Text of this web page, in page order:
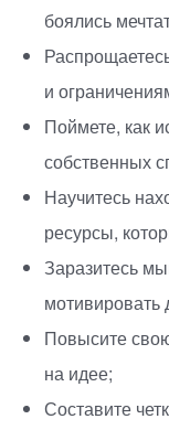
боялись
и
Поймете, как
собственных
Научитесь
ресурсы,
Заразитесь
мотивировать
Повысите
на идее;
Составите